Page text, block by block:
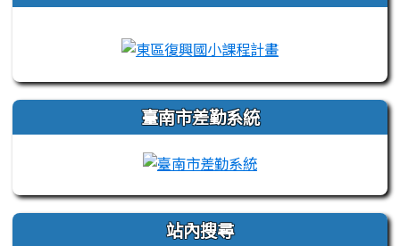
link to http://
臺南市差勤系統
站內搜尋